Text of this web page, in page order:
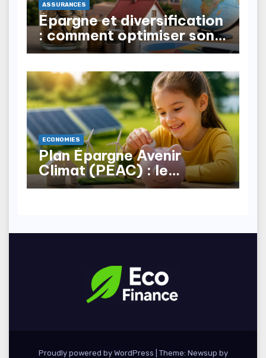
ASSURANCES
Épargne et diversification
: comment optimiser son
patrimoine au Maroc ?
ECONOMIES
Plan Épargne Avenir
Climat (PEAC) : le
nouveau produit pour les
Proudly powered by WordPress Theme: Newsup by